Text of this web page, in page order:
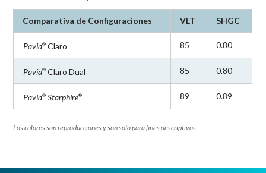
desde los 3 mm hasta los 12 mm, y se encuentra
disponible en 8 diseños distintos: sencillo (1 cara), dual
(2 caras), malla, ventus, lluvia, ajedrez, y
mínimo, consulta con tu representante Vitro.
Comparativa de Configuraciones VLT SHGC
Pavia® Claro 85 0.80
Pavia® Claro Dual 85 0.80
Pavia® Starphire® 89 0.89
Los colores son reproducciones y son solo para fines descriptivos.